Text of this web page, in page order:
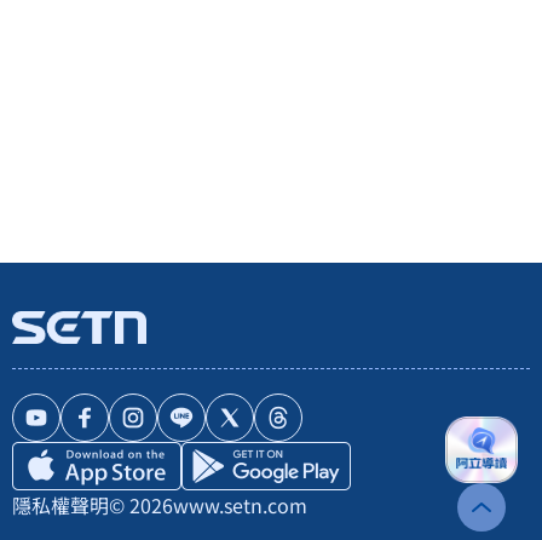
隱私權聲明© 2026www.setn.com